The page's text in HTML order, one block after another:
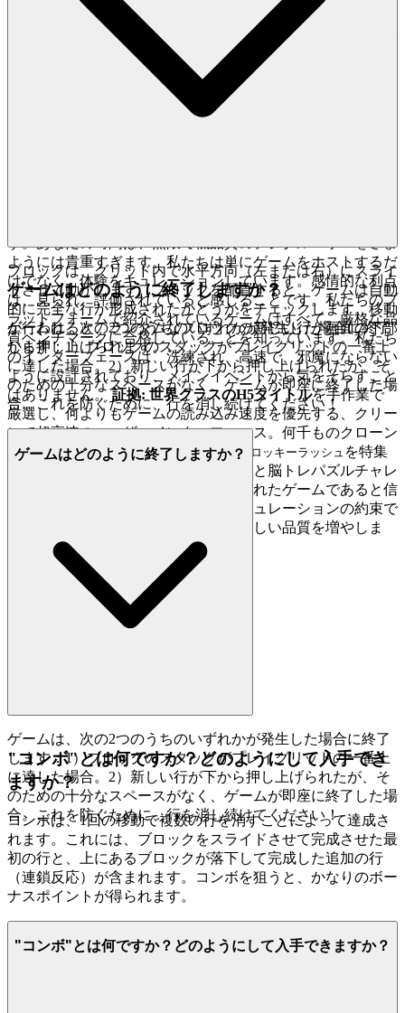
最先端の データプライバシープロトコル
と、すべての
リーダーボードとコミュニティ機能全体で
チート対策の公正
を維持するためのたゆまぬコミットメント。
のリーダーボードでトップの座を追い求め
ましょう。それはスキル、戦略、そして忍耐力の真のテスト
です。私たちは安全で公正な遊び場を構築するので、あなた
す。あなたの時間は、無限で低品質のデジタルバザーをさま
ようには貴重すぎます。私たちは単にゲームをホストするだ
けでなく、体験をキュレーションしています。感情的な利点
は、見られ、評価されていると感じることです。私たちのプ
ラットフォームで紹介されているゲームはすべて、厳格な品
質ベンチマークに合格していることを知っています。私たち
のインターフェースは、洗練され、高速で、邪魔にならない
ように設計されており、メインイベントから気をそらすこと
はありません。証拠: 世界クラスのH5タイトルを手作業で
厳選し、何よりもゲームの読み込み速度を優先する、クリー
ンで超高速のユーザーインターフェース。何千ものクローン
ゲームは見つかりません。私たちがブロッキーラッシュ を特集
するのは、そのエレガントなデザインと脳トレパズルチャレ
ンジが、あなたの時間にふさわしい優れたゲームであると信
じているからです。それが私たちのキュレーションの約束で
す。ノイズを減らし、あなたにふさわしい品質を増やしま
ブロックは、グリッド内で水平方向（左または右）にスライ
ドさせて動かします。ブロックを配置すると、ゲームは自動
的に完全な行が形成されたかどうかをチェックします。移動
が行われると、ランダムなブロックの新しい行が画面の下部
から押し上げられます。
ゲームはどのように終了しますか？
ゲームは、次の2つのうちのいずれかが発生した場合に終了
します：1）ブロックのスタックがプレイグリッドの一番上
に達した場合。2）新しい行が下から押し上げられたが、そ
のための十分なスペースがなく、ゲームが即座に終了した場
合。これを防ぐために、行を消し続けてください！
ゲームはどのように終了しますか？
ゲームは、次の2つのうちのいずれかが発生した場合に終了
します：1）ブロックのスタックがプレイグリッドの一番上
に達した場合。2）新しい行が下から押し上げられたが、そ
のための十分なスペースがなく、ゲームが即座に終了した場
合。これを防ぐために、行を消し続けてください！
"コンボ"とは何ですか？どのようにして入手でき
ますか？
コンボは、1回の移動で複数の行を消すことによって達成さ
れます。これには、ブロックをスライドさせて完成させた最
初の行と、上にあるブロックが落下して完成した追加の行
（連鎖反応）が含まれます。コンボを狙うと、かなりのボー
ナスポイントが得られます。
"コンボ"とは何ですか？どのようにして入手できますか？